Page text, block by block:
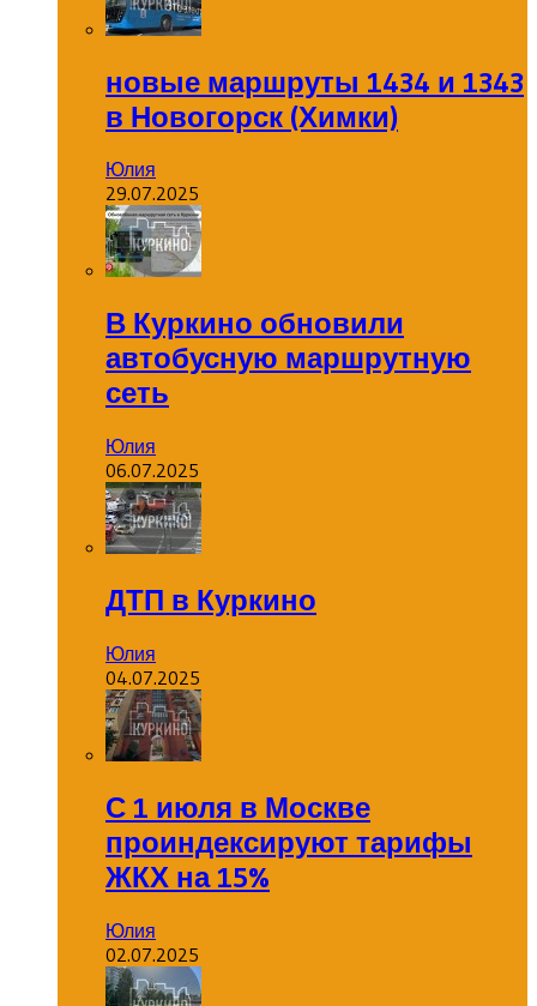
новые маршруты 1434 и 1343
в Новогорск (Химки)
Юлия
29.07.2025
В Куркино обновили
автобусную маршрутную
сеть
Юлия
06.07.2025
ДТП в Куркино
Юлия
04.07.2025
С 1 июля в Москве
проиндексируют тарифы
ЖКХ на 15%
Юлия
02.07.2025